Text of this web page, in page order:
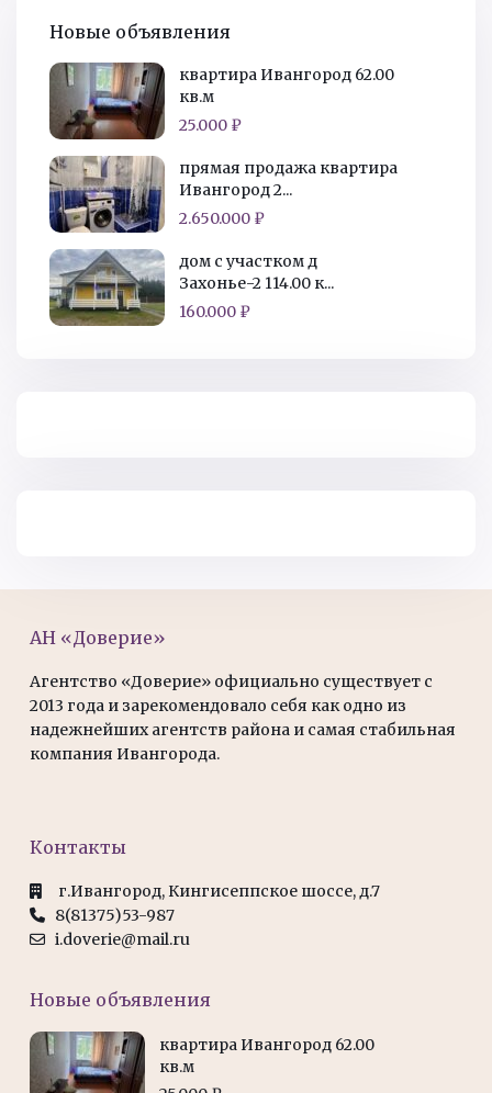
Новые объявления
квартира Ивангород 62.00
кв.м
25.000 ₽
прямая продажа квартира
Ивангород 2...
2.650.000 ₽
дом с участком д
Захонье-2 114.00 к...
160.000 ₽
АН «Доверие»
Агентство «Доверие» официально существует с
2013 года и зарекомендовало себя как одно из
надежнейших агентств района и самая стабильная
компания Ивангорода.
Контакты
г.Ивангород, Кингисеппское шоссе, д.7
8(81375)53-987
i.doverie@mail.ru
Новые объявления
квартира Ивангород 62.00
кв.м